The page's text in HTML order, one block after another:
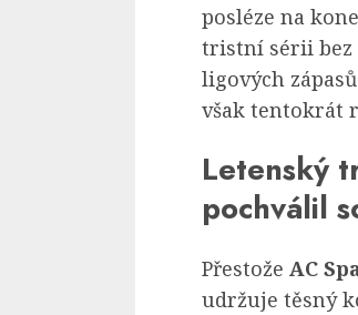
posléze na
tristní sérii bez
ligových
však tentokrát
Letenský
pochválil
Přestože AC
udržuje těsný